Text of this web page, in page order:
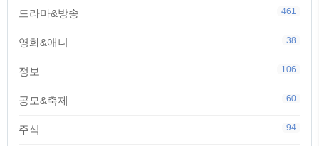
드라마&방송 461
영화&애니 38
정보 106
공모&축제 60
주식 94